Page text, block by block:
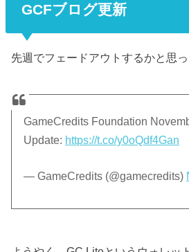
GCFブログ更新
先週でフェードアウトするかと思っ
GameCredits Foundation
Update: https://t.co/y0oQdf4Gan
— GameCredits (@gamecredits)